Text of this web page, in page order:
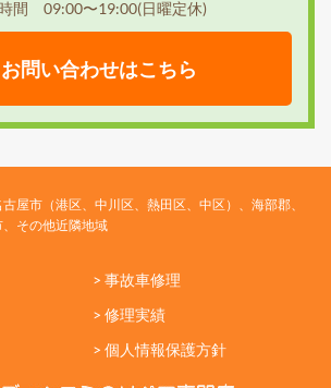
間 09:00〜19:00(日曜定休)
問い合わせはこちら
屋市（港区、中川区、熱田区、中区）、海部郡、
その他近隣地域
> 事故車修理
> 修理実績
> 個人情報保護方針